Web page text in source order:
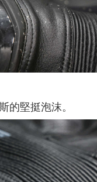
的堅挺泡沫。